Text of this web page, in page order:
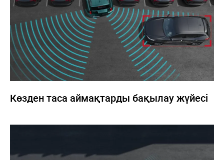
Көзден таса аймақтарды бақылау жүйесі